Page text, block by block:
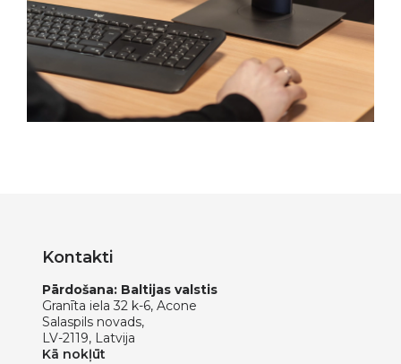
Kontakti
Pārdošana: Baltijas valstis
Granīta iela 32 k-6, Acone
Salaspils novads,
LV-2119, Latvija
Kā nokļūt